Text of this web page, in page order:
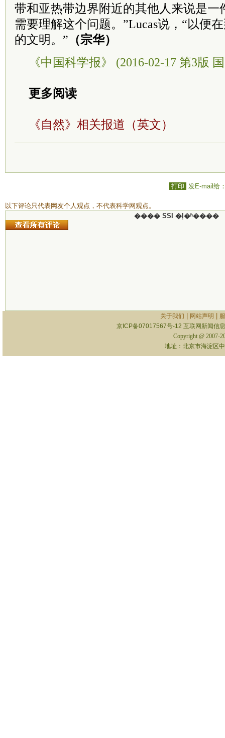
带和亚热带边界附近的其他人来说是一
需要理解这个问题。”Lucas说，“以便
的文明。” （宗华）
《中国科学报》 (2016-02-17 第3版
更多阅读
《自然》相关报道（英文）
打印 发E-mail给
以下评论只代表网友个人观点，不代表科学网观点。
���� SSI �ļ�ʱ����
关于我们 网站声明
京ICP备07017567号-12 互联网新闻信
Copyright @ 2007-
地址：北京市海淀区